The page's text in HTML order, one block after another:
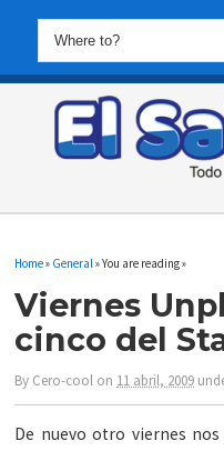
Home» General » You are reading »
Viernes
cinco del
By Cero-cool on 11 abril, 2009
De nuevo otro viernes